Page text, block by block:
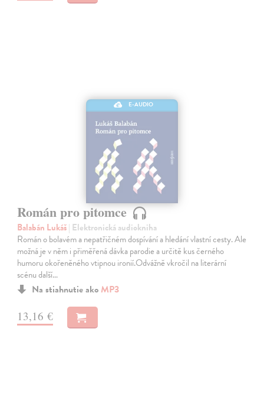
E-AUDIO
Román pro pitomce
Balabán Lukáš| Elektronická audiokniha
Román o bolavém a nepatřičném dospívání a hledání vlastní cesty. Ale
možná je v něm i přiměřená dávka parodie a určitě kus černého
humoru okořeněného vtipnou ironií.Odvážně vkročil na literární
scénu další…
Na stiahnutie ako MP3
13,16 €